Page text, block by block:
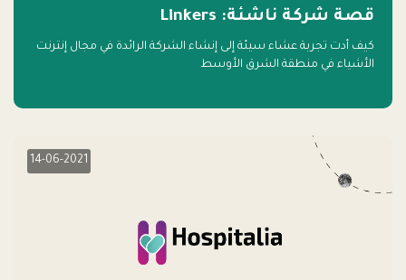
قصة شركة ناشئة: Linkers
كيف أدت تجربة عشاء سيئة إلى إنشاء الشركة الرائدة في مجال إنترنت
الأشياء في منطقة الشرق الأوسط
14-06-2021